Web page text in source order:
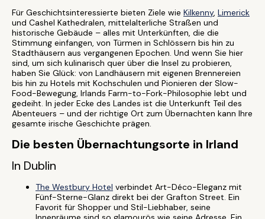
Für Geschichtsinteressierte bieten Ziele wie Kilkenny, Limerick
und Cashel Kathedralen, mittelalterliche Straßen und
historische Gebäude – alles mit Unterkünften, die die
Stimmung einfangen, von Türmen in Schlössern bis hin zu
Stadthäusern aus vergangenen Epochen. Und wenn Sie hier
sind, um sich kulinarisch quer über die Insel zu probieren,
haben Sie Glück: von Landhäusern mit eigenen Brennereien
bis hin zu Hotels mit Kochschulen und Pionieren der Slow-
Food-Bewegung, Irlands Farm-to-Fork-Philosophie lebt und
gedeiht. In jeder Ecke des Landes ist die Unterkunft Teil des
Abenteuers – und der richtige Ort zum Übernachten kann Ihre
gesamte irische Geschichte prägen.
Die besten Übernachtungsorte in Irland
In Dublin
The Westbury Hotel verbindet Art-Déco-Eleganz mit
Fünf-Sterne-Glanz direkt bei der Grafton Street. Ein
Favorit für Shopper und Stil-Liebhaber, seine